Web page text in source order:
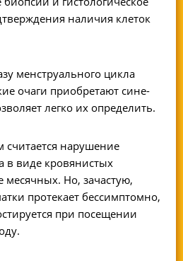
наличия клеток
менструального цикла
очаги приобретают сине-
легко их определить.
нарушение
в виде кровянистых
Но, зачастую,
протекает бессимптомно,
при посещении